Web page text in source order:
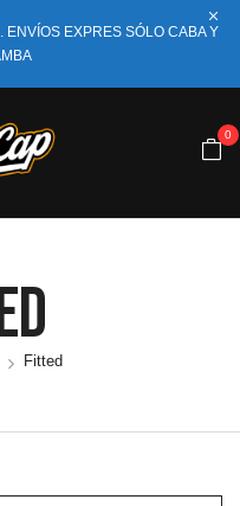
ENVÍOS EXPRES SÓLO CABA Y
0
Fitted